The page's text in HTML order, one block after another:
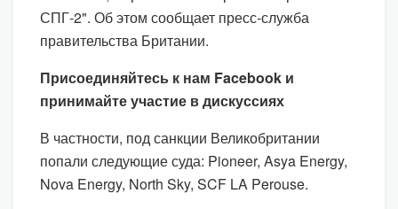
СПГ-2". Об этом сообщает пресс-служба
правительства Британии.
Присоединяйтесь к нам Facebook и
принимайте участие в дискуссиях
В частности, под санкции Великобритании
попали следующие суда: Pioneer, Asya Energy,
Nova Energy, North Sky, SCF LA Perouse.